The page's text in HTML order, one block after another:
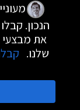
הנכון.
את מבצעי
שלנו.